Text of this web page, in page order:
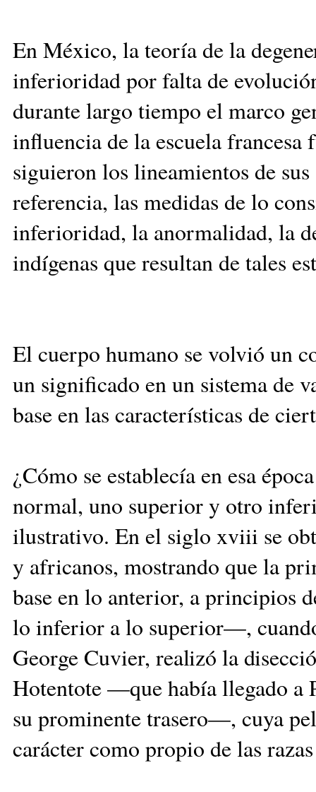
En México, la teoría de lade
inferioridad por falta de
durante largo tiempo el marco
influencia de la escuela
siguieron los lineamientos de
referencia, las medidas de lo
inferioridad, la anormalidad, la
indígenas que resultan de tales
El cuerpo humano se volvió un
un significado en un sistema de
base en las características de
¿Cómo se establecía en esa
normal, uno superior y otro
ilustrativo. En el siglo xviii se
y africanos, mostrando que la
base en lo anterior, a principios
lo inferior a lo superior—,
George Cuvier, realizó la
Hotentote —que había llegado a
su prominente trasero—, cuya
carácter como propio de las